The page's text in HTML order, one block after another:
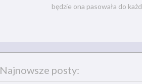
będzie ona pasowała do
Najnowsze posty: